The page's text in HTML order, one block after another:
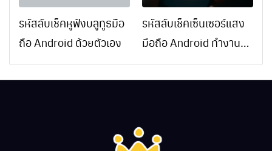
รหัสลับเช็คหูฟังบลูทูธมือ
ถือ Android ด้วยตัวเอง
รหัสลับเช็คเซ็นเซอร์แสง
มือถือ Android ทำงาน
ปกติไหม